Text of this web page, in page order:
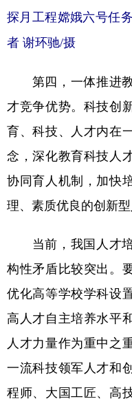
探月工程嫦娥六号任
者 谢环驰/摄
第四，一体推进教
才竞争优势。科技创
育、科技、人才内在
念，深化教育科技人
协同育人机制，加快
理、素质优良的创新型
当前，我国人才培
构性矛盾比较突出。
优化高等学校学科设
高人才自主培养水平
人才力量作为重中之
一流科技领军人才和
程师、大国工匠、高